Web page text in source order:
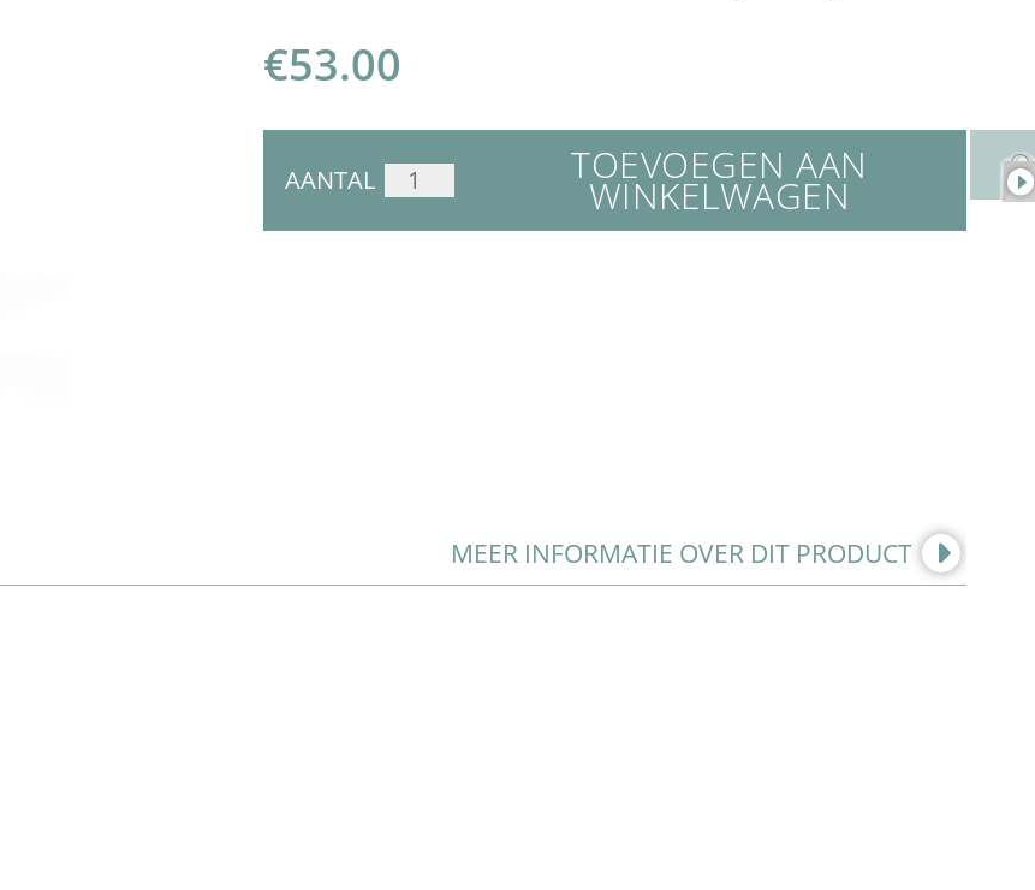
€53.00
AANTAL
LYCOGEL
BREATHABLE
CAMOUFLAGE
TOEVOEGEN AAN
WINKELWAGEN
MEER INFORMATIE OVER DIT PRODUCT